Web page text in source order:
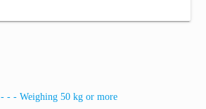
- - - Weighing 50 kg or more